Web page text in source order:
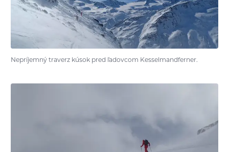
Nepríjemný traverz kúsok pred ľadovcom Kesselmandferner.